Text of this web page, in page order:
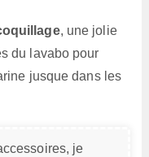
, une jolie
du lavabo pour
jusque dans les
je